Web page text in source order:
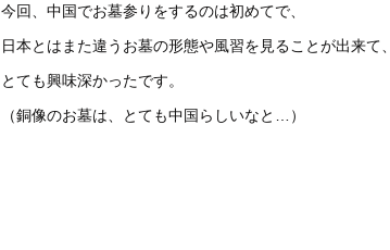
今回、中国でお墓参りをするのは初めてで、
日本とはまた違うお墓の形態や風習を見ることが出来て、
とても興味深かったです。
（銅像のお墓は、とても中国らしいなと…）